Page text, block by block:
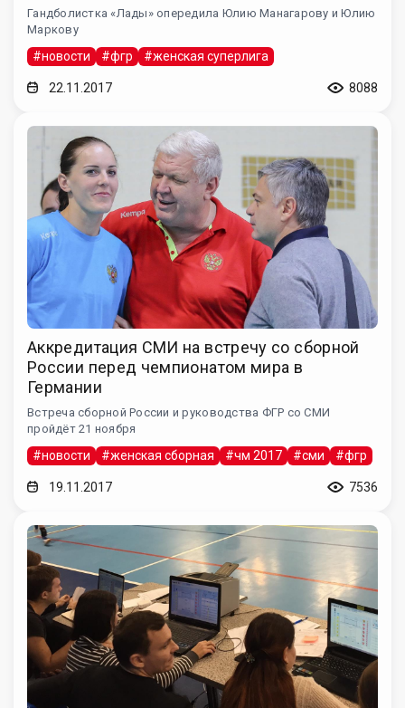
Гандболистка «Лады» опередила Юлию Манагарову и Юлию
Маркову
#новости #фгр #женская суперлига
22.11.2017 8088
Аккредитация СМИ на встречу со сборной
России перед чемпионатом мира в
Германии
Встреча сборной России и руководства ФГР со СМИ
пройдёт 21 ноября
#новости #женская сборная #чм 2017 #сми #фгр
19.11.2017 7536